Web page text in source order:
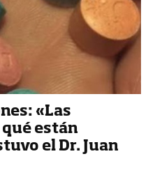
«Las
están
el Dr. Juan